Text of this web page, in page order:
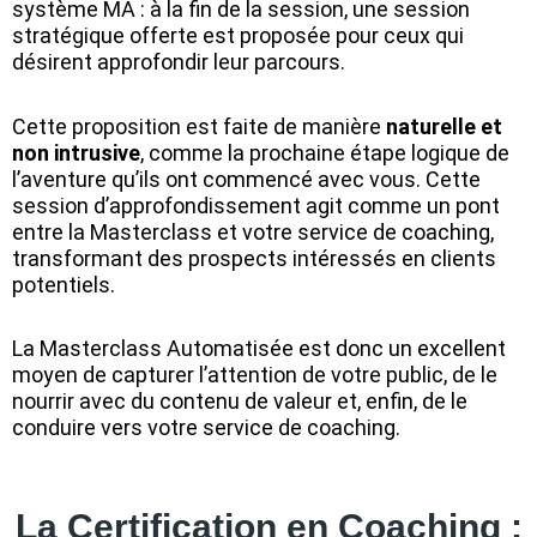
système MA : à la fin de la session, une session
stratégique offerte est proposée pour ceux qui
désirent approfondir leur parcours.
Cette proposition est faite de manière naturelle et
non intrusive, comme la prochaine étape logique de
l’aventure qu’ils ont commencé avec vous. Cette
session d’approfondissement agit comme un pont
entre la Masterclass et votre service de coaching,
transformant des prospects intéressés en clients
potentiels.
La Masterclass Automatisée est donc un excellent
moyen de capturer l’attention de votre public, de le
nourrir avec du contenu de valeur et, enfin, de le
conduire vers votre service de coaching.
La Certification en Coaching :